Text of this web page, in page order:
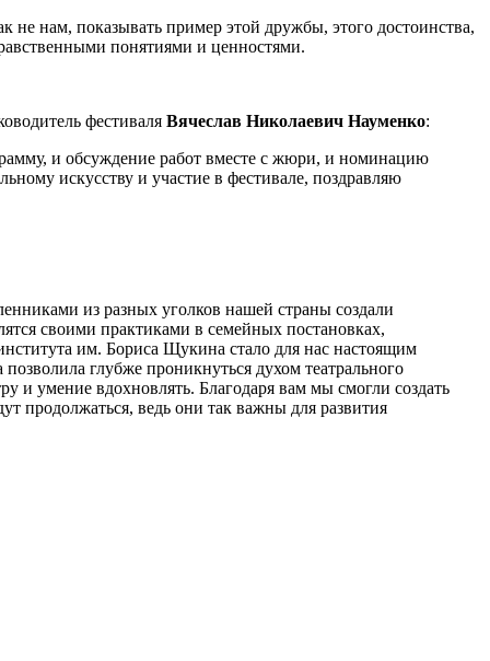
не нам, показывать пример этой дружбы, этого достоинства,
понятиями и ценностями.
фестиваля Вячеслав Николаевич Науменко:
и обсуждение работ вместе с жюри, и номинацию
искусству и участие в фестивале, поздравляю
из разных уголков нашей страны создали
своими практиками в семейных постановках,
им. Бориса Щукина стало для нас настоящим
глубже проникнуться духом театрального
и умение вдохновлять. Благодаря вам мы смогли создать
продолжаться, ведь они так важны для развития